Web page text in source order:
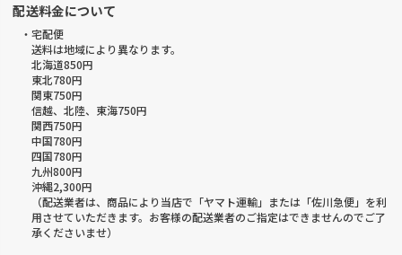
配送料金について
・宅配便
送料は地域により異なります。
北海道850円
東北780円
関東750円
信越、北陸、東海750円
関西750円
中国780円
四国780円
九州800円
沖縄2,300円
（配送業者は、商品により当店で「ヤマト運輸」または「佐川急便」を利
用させていただきます。お客様の配送業者のご指定はできませんのでご了
承くださいませ）